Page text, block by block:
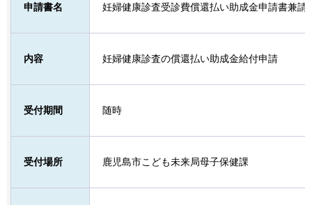
申請書名 妊婦健康診査受診費償還払い助成金申請書兼請
内容 妊婦健康診査の償還払い助成金給付申請
受付期間 随時
受付場所 鹿児島市こども未来局母子保健課